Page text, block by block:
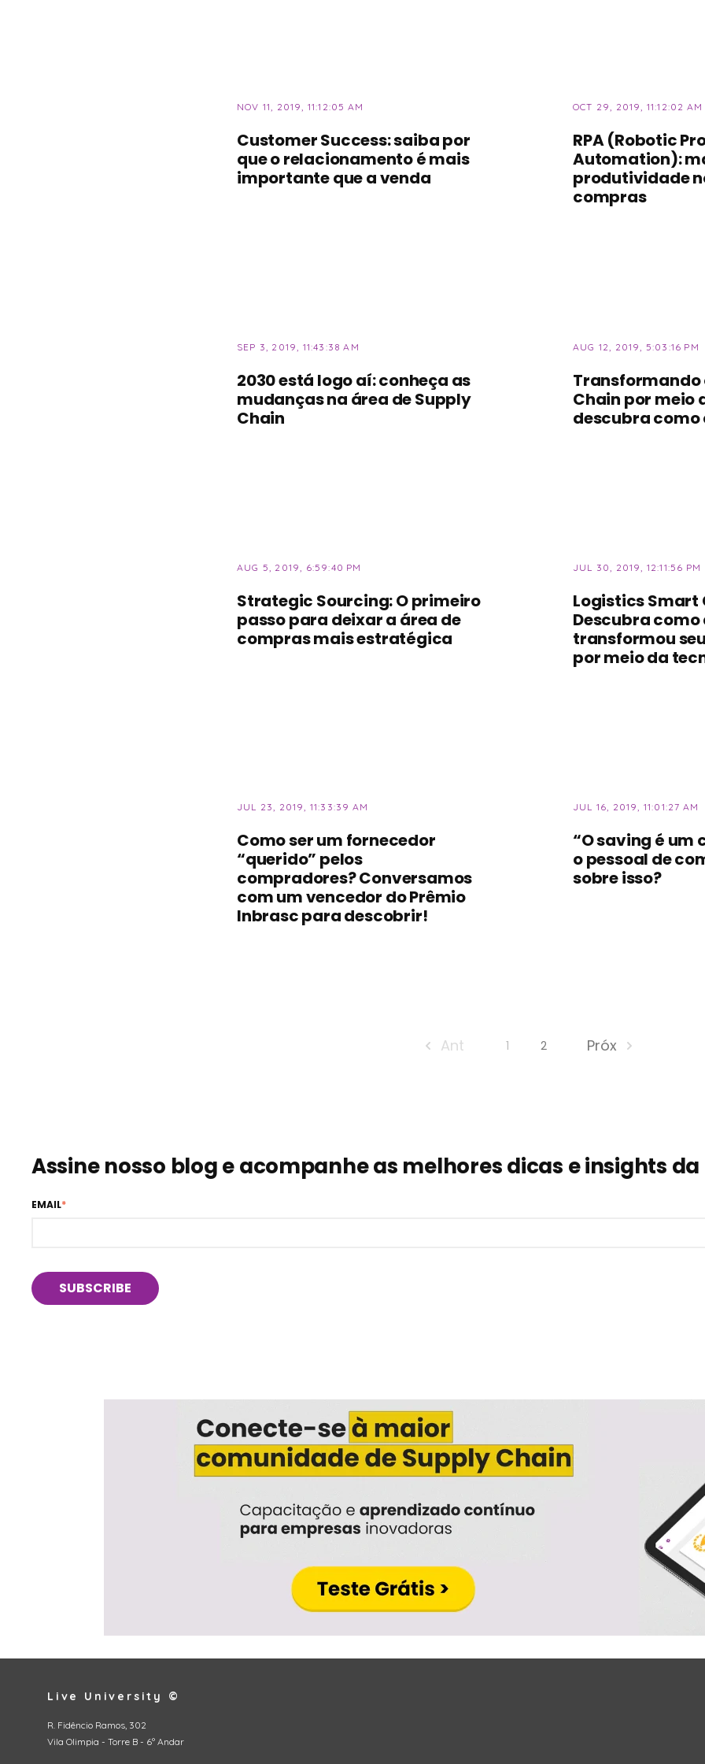
NOV 11, 2019, 11:12:05 AM
Customer Success: saiba por
que o relacionamento é mais
importante que a venda
OCT 29, 2019, 11:12:02 AM
RPA (Robotic
Automation):
produtividade
compras
SEP 3, 2019, 11:43:38 AM
2030 está logo aí: conheça as
mudanças na área de Supply
Chain
AUG 12, 2019, 5:03:16 PM
Transformando
Chain por meio
descubra como
AUG 5, 2019, 6:59:40 PM
Strategic Sourcing: O primeiro
passo para deixar a área de
compras mais estratégica
JUL 30, 2019, 12:11:56 PM
Logistics Smart
Descubra como
transformou
por meio da
JUL 23, 2019, 11:33:39 AM
Como ser um fornecedor
“querido” pelos
compradores? Conversamos
com um vencedor do Prêmio
Inbrasc para descobrir!
JUL 16, 2019, 11:01:27 AM
“O saving é um
o pessoal de
sobre isso?
Ant 1 2 Próx
Assine nosso blog e acompanhe as melhores dicas e insights
EMAIL*
Live University ©
R. Fidêncio Ramos, 302
Vila Olimpia - Torre B - 6º Andar